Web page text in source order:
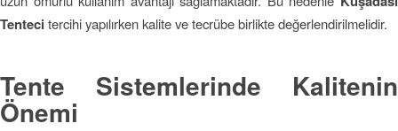
Tenteci tercihi yapılırken kalite ve tecrübe birlikte değerlendirilmelidir.
Tente Sistemlerinde Kalitenin
Önemi